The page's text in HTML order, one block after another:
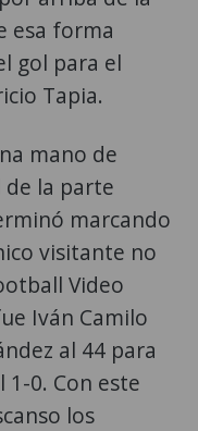
esa forma
gol para el
Tapia.
mano de
de la parte
marcando
visitante no
Video
Iván Camilo
al 44 para
0. Con este
los